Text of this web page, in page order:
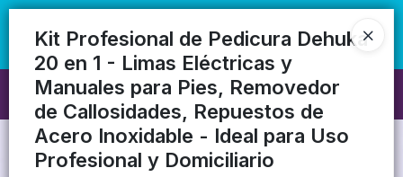
Kit Profesional de Pedicura Dehuka 20 en 1 - Limas Dehuka. Producto
Versátil para uso en hogar, oficina o locales comerciales. Garantía
Dehuka incluida. Venta mayorista desde 10 unidades.
Kit Profesional de Pedicura Dehuka
20 en 1 - Limas Eléctricas y
Manuales para Pies, Removedor
de Callosidades, Repuestos de
Acero Inoxidable - Ideal para Uso
Profesional y Domiciliario
directa | 📦 Comprá mayorista desde 10 unidades. ¡Registrate y
accedé a precios exclusivos!
Ingresar a la Tienda
CÓMO COMPRAR